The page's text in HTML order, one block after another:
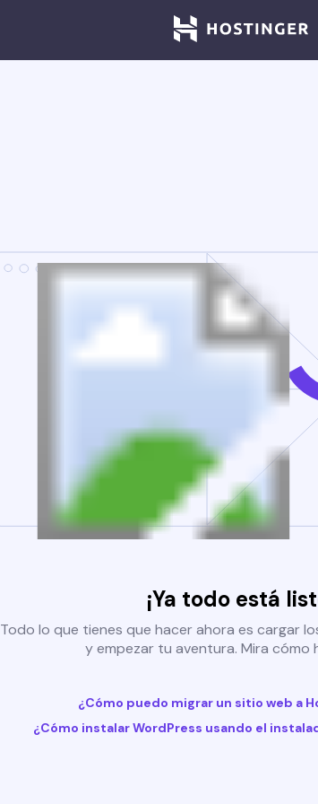
¡Ya todo está
Todo lo que tienes que hacer ahora es cargar
y empezar tu aventura. Mira cómo
¿Cómo puedo migrar un sitio web a
¿Cómo instalar WordPress usando el